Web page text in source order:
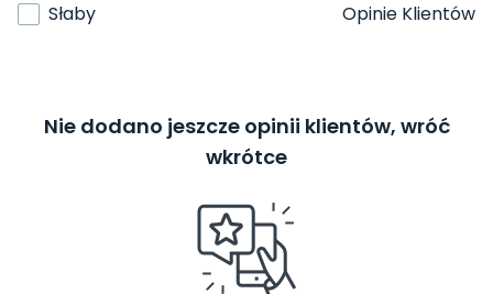
Słaby
Opinie Klientów
Nie dodano jeszcze opinii klientów, wróć
wkrótce